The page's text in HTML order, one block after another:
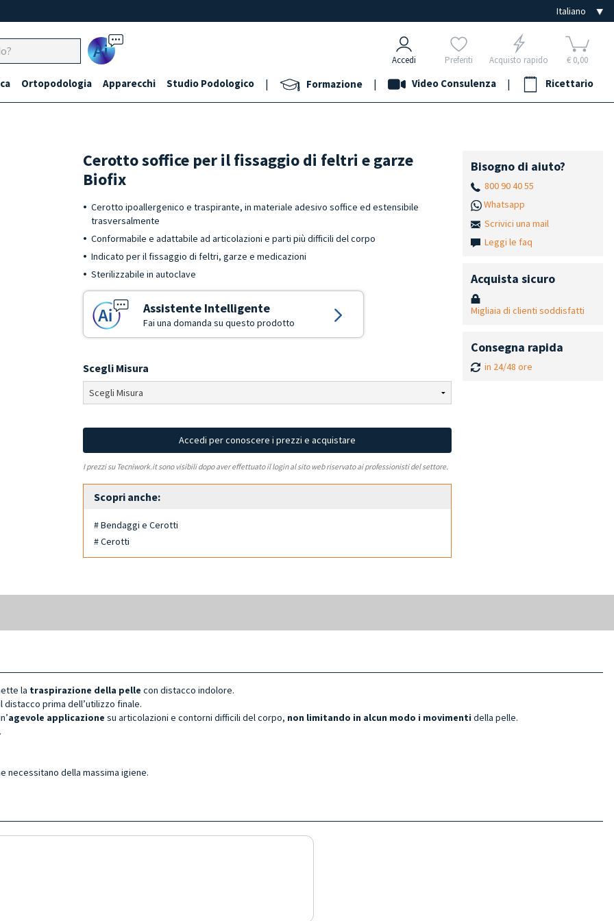
Ai Accedi Preferiti Acquisto rapido € 0,00
Ortopodologia Apparecchi Studio Podologico | Formazione | Video Consulenza | Ricettario
Cerotto soffice per il fissaggio di feltri e garze
Biofix
Cerotto ipoallergenico e traspirante, in materiale adesivo soffice ed estensibile
trasversalmente
Conformabile e adattabile ad articolazioni e parti più difficili del corpo
Indicato per il fissaggio di feltri, garze e medicazioni
Sterilizzabile in autoclave
Assistente Intelligente
Fai una domanda su questo prodotto
Scegli Misura
Accedi per conoscere i prezzi e acquistare
I prezzi su Tecniwork.it sono visibili dopo aver effettuato il login al sito web riservato ai professionisti del settore.
Scopri anche:
# Bendaggi e Cerotti
# Cerotti
Bisogno di aiuto?
800 90 40 55
Whatsapp
Scrivici una mail
Leggi le faq
Acquista sicuro
Migliaia di clienti soddisfatti
Consegna rapida
in 24/48 ore
la traspirazione della pelle con distacco indolore.
prima dell’utilizzo finale.
agevole applicazione su articolazioni e contorni difficili del corpo, non limitando in alcun modo i movimenti della pelle.
necessitano della massima igiene.